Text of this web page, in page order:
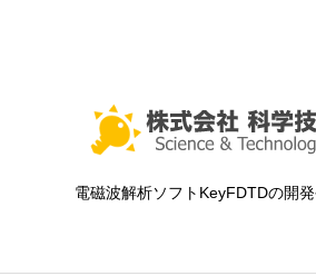
電磁波解析ソフトKeyFDTDの開